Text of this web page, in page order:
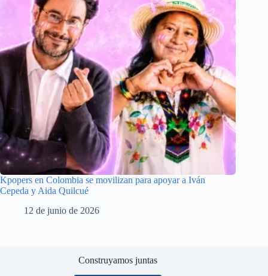
Kpopers en Colombia se movilizan para apoyar a Iván
Cepeda y Aida Quilcué
12 de junio de 2026
Construyamos juntas